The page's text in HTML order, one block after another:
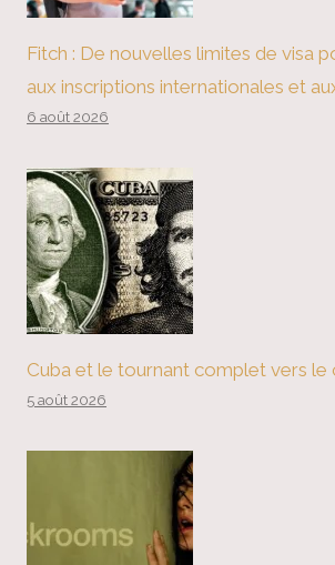
Fitch : De nouvelles limites de visa
aux inscriptions internationales et
6 août 2026
Cuba et le tournant complet vers le
5 août 2026